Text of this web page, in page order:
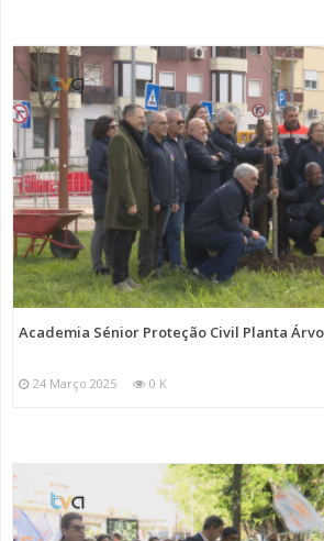
Academia Sénior Proteção Civil Planta
24 Março 2025 0 K